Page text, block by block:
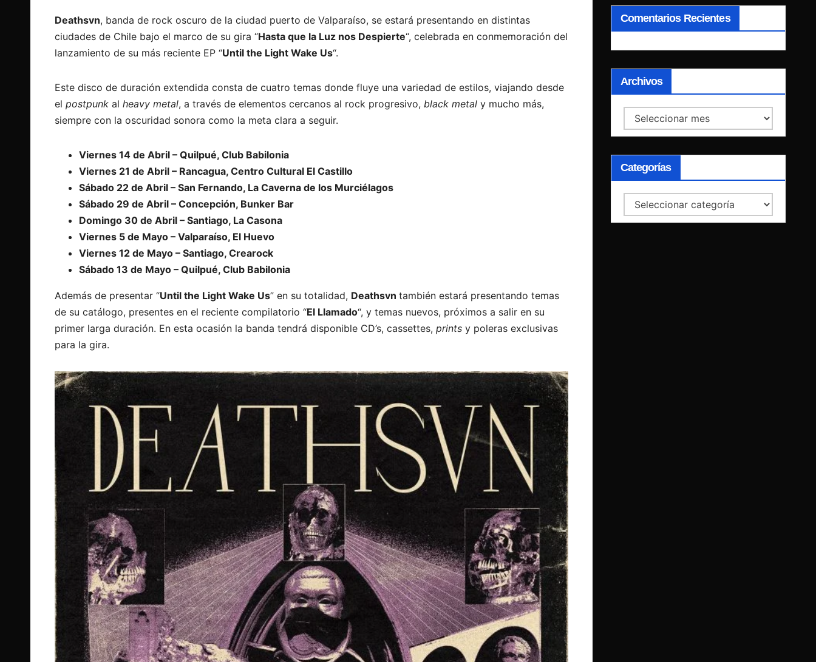
Deathsvn, banda de rock oscuro de la ciudad puerto de Valparaíso, se estará presentando en distintas
ciudades de Chile bajo el marco de su gira “Hasta que la Luz nos Despierte“, celebrada en conmemoración del
lanzamiento de su más reciente EP “Until the Light Wake Us“.
Este disco de duración extendida consta de cuatro temas donde fluye una variedad de estilos, viajando desde
el postpunk al heavy metal, a través de elementos cercanos al rock progresivo, black metal y mucho más,
siempre con la oscuridad sonora como la meta clara a seguir.
Viernes 14 de Abril – Quilpué, Club Babilonia
Viernes 21 de Abril – Rancagua, Centro Cultural El Castillo
Sábado 22 de Abril – San Fernando, La Caverna de los Murciélagos
Sábado 29 de Abril – Concepción, Bunker Bar
Domingo 30 de Abril – Santiago, La Casona
Viernes 5 de Mayo – Valparaíso, El Huevo
Viernes 12 de Mayo – Santiago, Crearock
Sábado 13 de Mayo – Quilpué, Club Babilonia
Además de presentar “Until the Light Wake Us” en su totalidad, Deathsvn también estará presentando temas
de su catálogo, presentes en el reciente compilatorio “El Llamado“, y temas nuevos, próximos a salir en su
primer larga duración. En esta ocasión la banda tendrá disponible CD’s, cassettes, prints y poleras exclusivas
para la gira.
Comentarios Recientes
Archivos
Archivos
Categorías
Categorías